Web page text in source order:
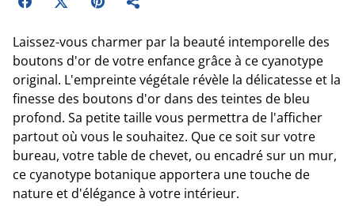
Laissez-vous charmer par la beauté intemporelle des
boutons d'or de votre enfance grâce à ce cyanotype
original. L'empreinte végétale révèle la délicatesse et la
finesse des boutons d'or dans des teintes de bleu
profond. Sa petite taille vous permettra de l'afficher
partout où vous le souhaitez. Que ce soit sur votre
bureau, votre table de chevet, ou encadré sur un mur,
ce cyanotype botanique apportera une touche de
nature et d'élégance à votre intérieur.